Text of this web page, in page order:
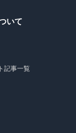
いて
記事一覧